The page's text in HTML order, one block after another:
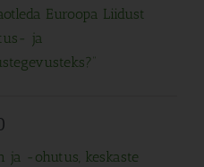
Euroopa Liidust
ja
ja -ohutus, keskaste